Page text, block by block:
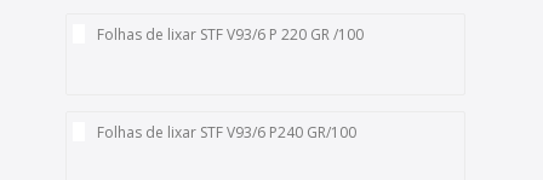
Folhas de lixar STF V93/6 P 220 GR /100
Folhas de lixar STF V93/6 P240 GR/100